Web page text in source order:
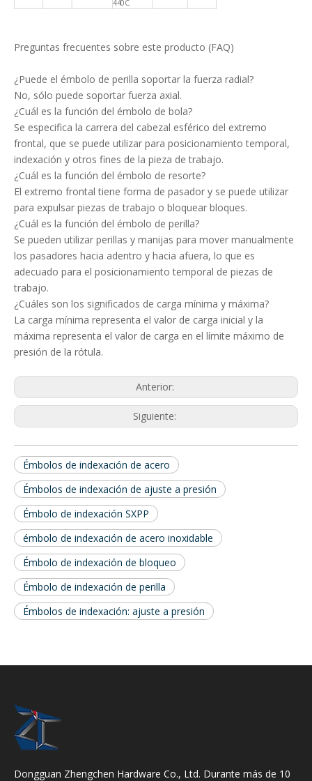
440C.
Preguntas frecuentes sobre este producto (FAQ)
¿Puede el émbolo de perilla soportar la fuerza radial?
No, sólo puede soportar fuerza axial.
¿Cuál es la función del émbolo de bola?
Se especifica la carrera del cabezal esférico del extremo
frontal, que se puede utilizar para posicionamiento temporal,
indexación y otros fines de la pieza de trabajo.
¿Cuál es la función del émbolo de resorte?
El extremo frontal tiene forma de pasador y se puede utilizar
para expulsar piezas de trabajo o bloquear bloques.
¿Cuál es la función del émbolo de perilla?
Se pueden utilizar perillas y manijas para mover manualmente
los pasadores hacia adentro y hacia afuera, lo que es
adecuado para el posicionamiento temporal de piezas de
trabajo.
¿Cuáles son los significados de carga mínima y máxima?
La carga mínima representa el valor de carga inicial y la
máxima representa el valor de carga en el límite máximo de
presión de la rótula.
Anterior:
Siguiente:
Émbolos de indexación de acero
Émbolos de indexación de ajuste a presión
Émbolo de indexación SXPP
émbolo de indexación de acero inoxidable
Émbolo de indexación de bloqueo
Émbolo de indexación de perilla
Émbolos de indexación: ajuste a presión
Dongguan Zhengchen Hardware Co., Ltd. Durante más de 10